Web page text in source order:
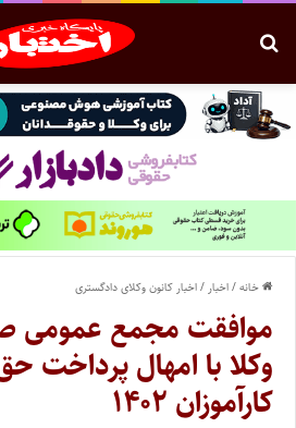
خانه/اخبار /اخبار کانون وکلای دادگستری
موافقت مجمع عمومی
وکلا با امهال پرداخت
کارآموزان ۱۴۰۲